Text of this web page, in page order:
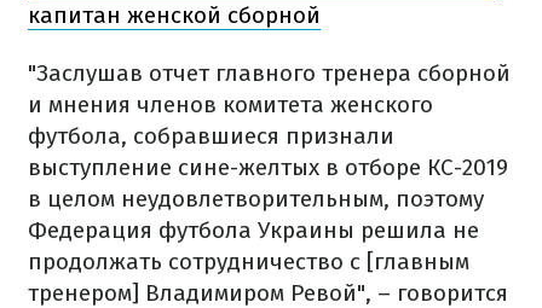
капитан женской сборной
"Заслушав отчет главного тренера сборной
и мнения членов комитета женского
футбола, собравшиеся признали
выступление сине-желтых в отборе КС-2019
в целом неудовлетворительным, поэтому
Федерация футбола Украины решила не
продолжать сотрудничество с [главным
тренером] Владимиром Ревой", – говорится